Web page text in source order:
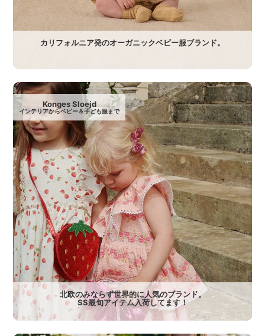
カリフォルニア発のオーガニックベビー服ブランド。
Konges Sloejd
インテリアからベビー＆子ども服まで
北欧のみならず世界的に人気のブランド。
SS最旬アイテム入荷してます！